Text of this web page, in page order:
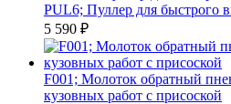
PUL6; Пуллер для быстрого
5 590 ₽
F001; Молоток обратный
кузовных работ с присоской